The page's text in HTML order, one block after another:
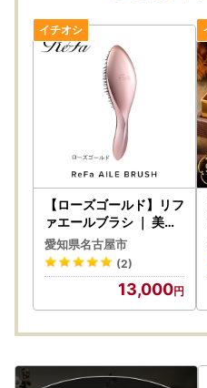
【ローズゴールド】リフ
ァエールブラシ ｜ 美容
ヘアケア ブラシ
愛知県名古屋市
(2)
13,000